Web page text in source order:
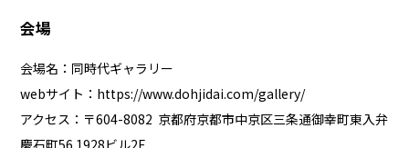
会場
会場名：同時代ギャラリー
webサイト： https://www.dohjidai.com/gallery/
アクセス：〒604-8082 京都府京都市中京区三条通御幸町東入弁